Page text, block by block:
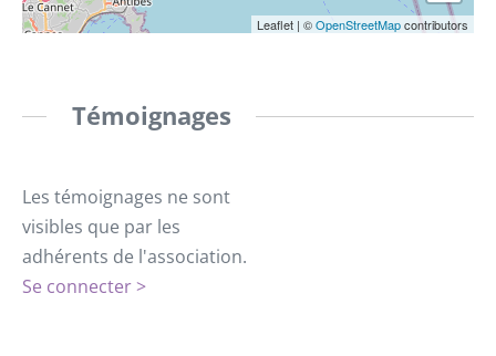
Leaflet | ©OpenStreetMapcontributors
Témoignages
Les témoignages ne sont
visibles que par les
adhérents de l'association.
Se connecter >